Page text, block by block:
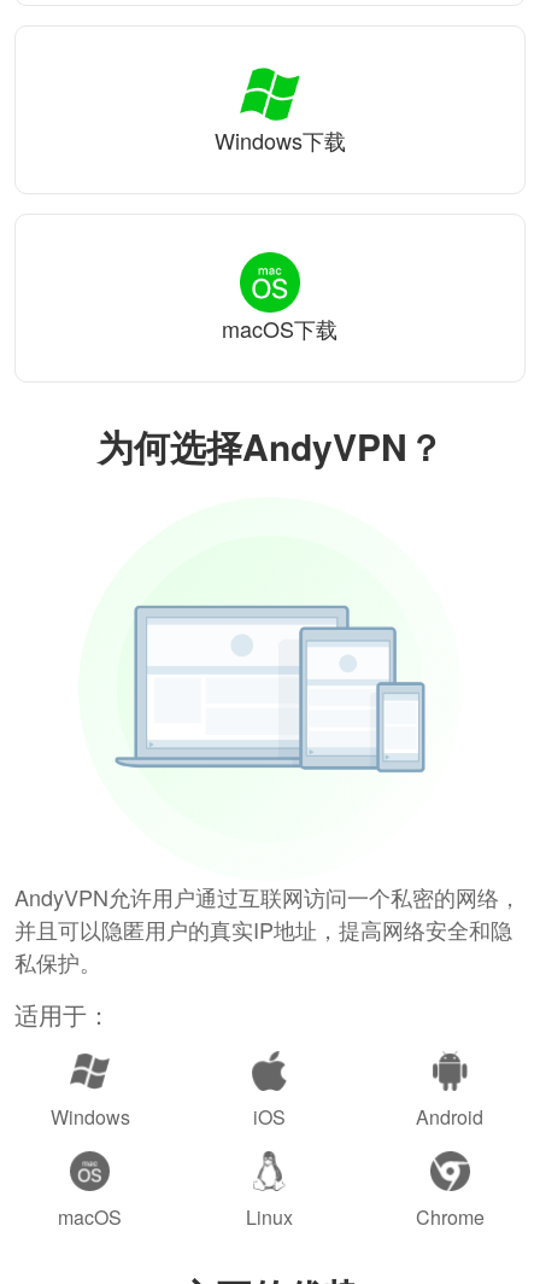
为何选择AndyVPN？
AndyVPN允许用户通过互联网访问一个私密的网络，
并且可以隐匿用户的真实IP地址，提高网络安全和隐
私保护。
适用于：
Windows iOS Android
macOS Linux Chrome
Windows下载
macOS下载